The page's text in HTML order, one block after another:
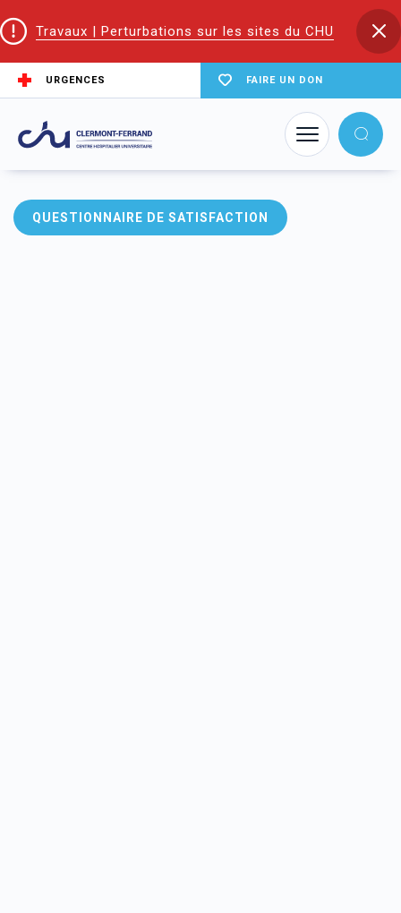
Travaux | Perturbations sur les sites du CHU
URGENCES FAIRE UN DON
Accueil
Le CRA en Auvergne
QUESTIONNAIRE DE SATISFACTION